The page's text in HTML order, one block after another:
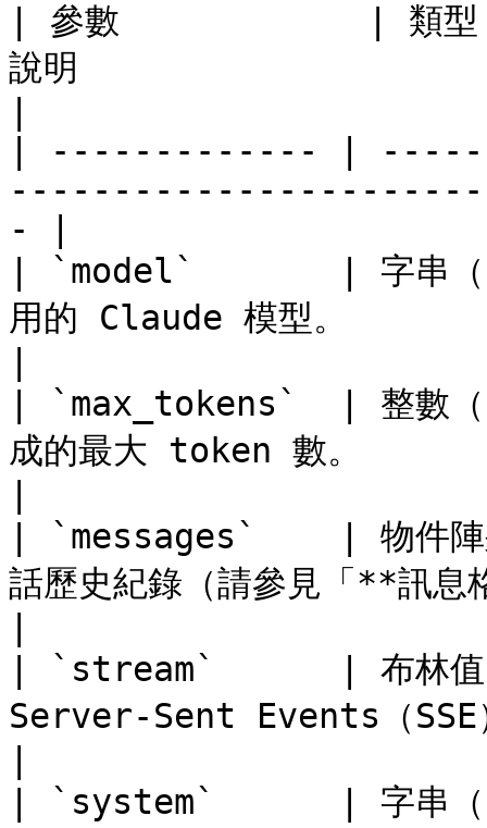
| 參數            | 類
說明
| ------------- |
- |
| `model`       | 字串
用的 Claude 模型。
| `max_tokens`  | 整
成的最大 token 數。
| `messages`    | 物件
話歷史紀錄（請參見「**訊息
| `stream`      | 布林
Server-Sent Events（SSE
| `system`      | 字